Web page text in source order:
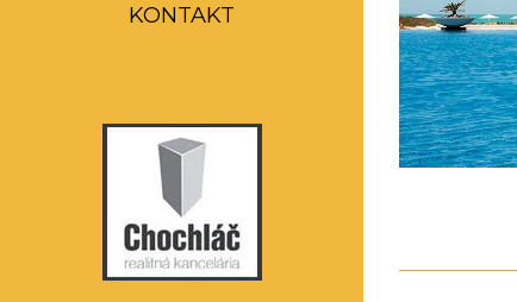
KONTAKT